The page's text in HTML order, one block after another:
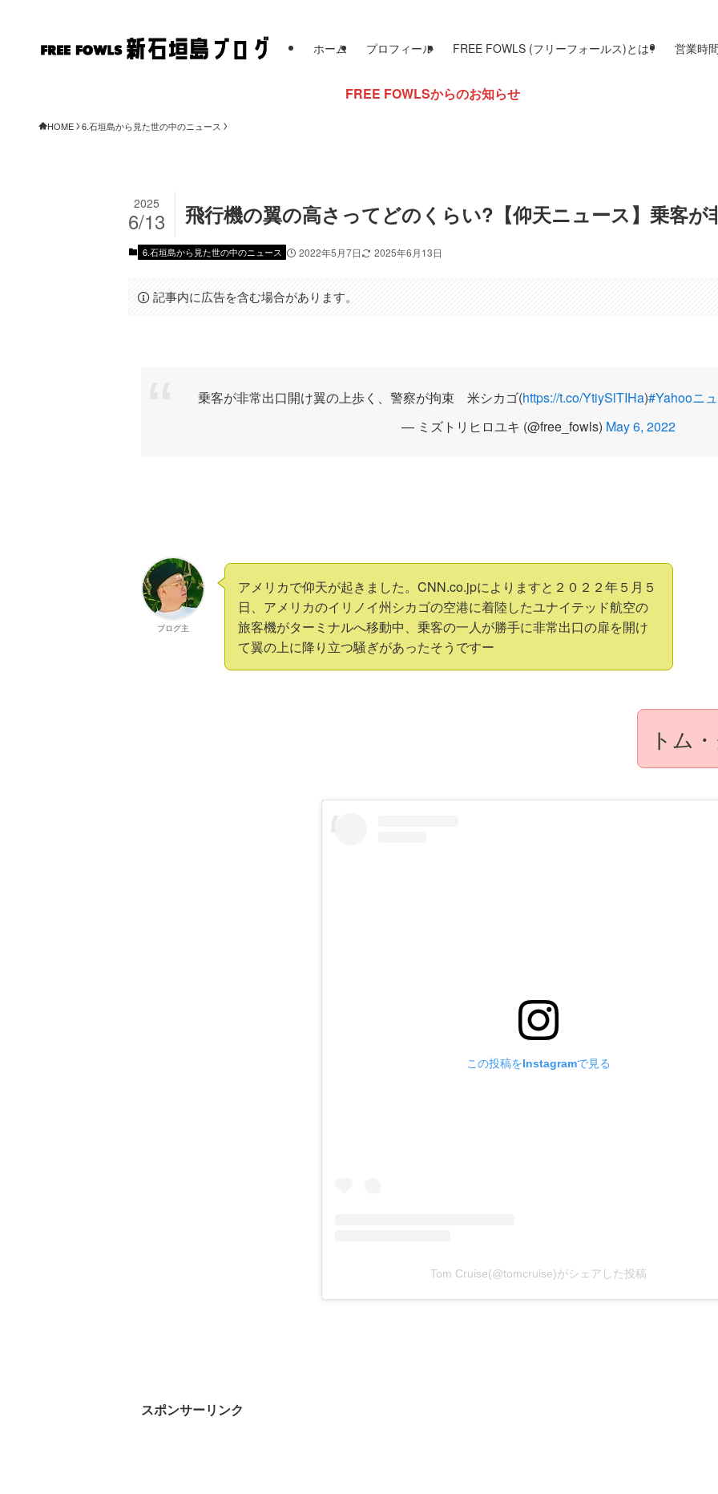
ホーム プロフィール FREE FOWLS (フリーフォールス)とは? 営業時
FREE FOWLSからのお知らせ
HOME 6.石垣島から見た世の中のニュース
飛行機の翼の高さってどのくらい?【仰天ニュース】乗客が
2025
6/13
6.石垣島から見た世の中のニュース 2022年5月7日 2025年6月13日
記事内に広告を含む場合があります。
乗客が非常出口開け翼の上歩く、警察が拘束 米シカゴ(https://t.co/YtiySlTIHa)#Yahooニ
— ミズトリヒロユキ (@free_fowls) May 6, 2022
ブログ主
アメリカで仰天が起きました。CNN.co.jpによりますと２０２２年５月５
日、アメリカのイリノイ州シカゴの空港に着陸したユナイテッド航空の
旅客機がターミナルへ移動中、乗客の一人が勝手に非常出口の扉を開け
て翼の上に降り立つ騒ぎがあったそうですー
トム
この投稿をInstagramで見る
Tom Cruise(@tomcruise)がシェアした投稿
スポンサーリンク